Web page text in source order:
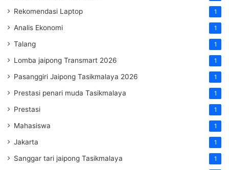
Rekomendasi Laptop 1
Analis Ekonomi 1
Talang 1
Lomba jaipong Transmart 2026 1
Pasanggiri Jaipong Tasikmalaya 2026 1
Prestasi penari muda Tasikmalaya 1
Prestasi 1
Mahasiswa 1
Jakarta 1
Sanggar tari jaipong Tasikmalaya 1